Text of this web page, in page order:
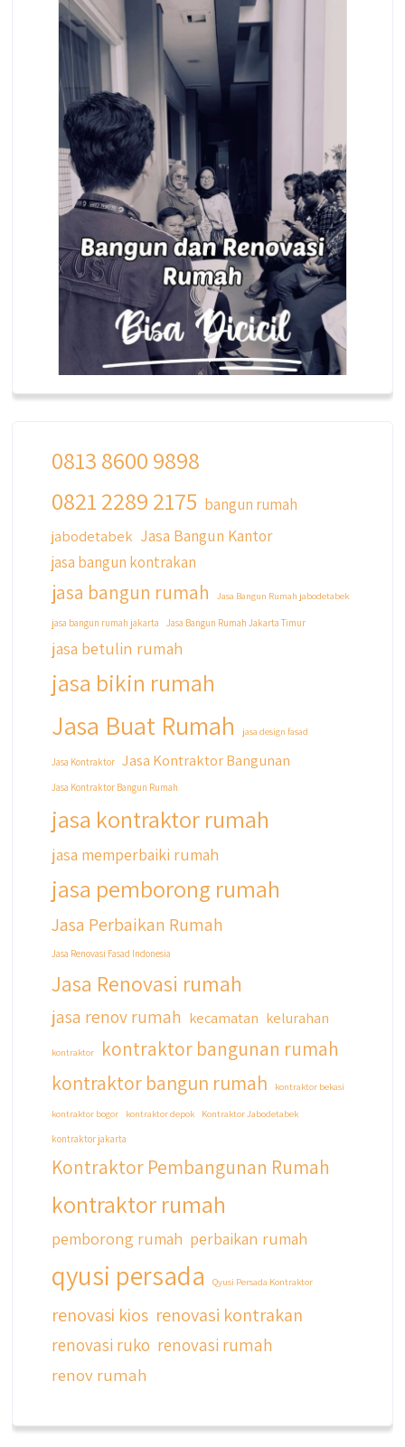
qyusipersada
3 years ago
Siapa yang udah masuk List untuk Bangun
dan Renovasi rumah Di @qyusipersada
Untuk informasi lebih lanjut terkait program
di bio yaa
#jasabangunrumahjakarta
#jasarenovasirumahjakarta
#kontraktorjakarta #kontraktorbangunan
#kontraktorbangunanjakarta
#kontraktorbekasi #kontraktorinteriorjakarta
#jasabangunrumahdepok
#jasarenovasirumahbekasi
#jasadesainrumahmurah
#jasadesainrumahjakarta
#kontraktorbangunanjabodetabek
#jasabangunrumahjabodetabek
#qyusipersada
0813 8600 9898
0821 2289 2175 bangun rumah
jabodetabek Jasa Bangun Kantor
jasa bangun kontrakan
jasa bangun rumah Jasa Bangun Rumah jabodetabek
jasa bangun rumah jakarta Jasa Bangun Rumah Jakarta Timur
jasa betulin rumah
jasa bikin rumah
Jasa Buat Rumah jasa design fasad
Jasa Kontraktor Jasa Kontraktor Bangunan
Jasa Kontraktor Bangun Rumah
jasa kontraktor rumah
jasa memperbaiki rumah
jasa pemborong rumah
Jasa Perbaikan Rumah
Jasa Renovasi Fasad Indonesia
Jasa Renovasi rumah
jasa renov rumah kecamatan kelurahan
kontraktor
kontraktor bangunan rumah
kontraktor bangun rumah
kontraktor bekasi
kontraktor bogor kontraktor depok
Kontraktor Jabodetabek
kontraktor jakarta
Kontraktor Pembangunan Rumah
kontraktor rumah
pemborong rumah perbaikan rumah
qyusi persada Qyusi Persada Kontraktor
renovasi kios renovasi kontrakan
renovasi ruko renovasi rumah
renov rumah